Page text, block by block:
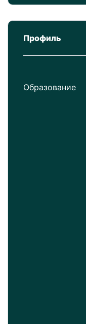
Профиль
Образование